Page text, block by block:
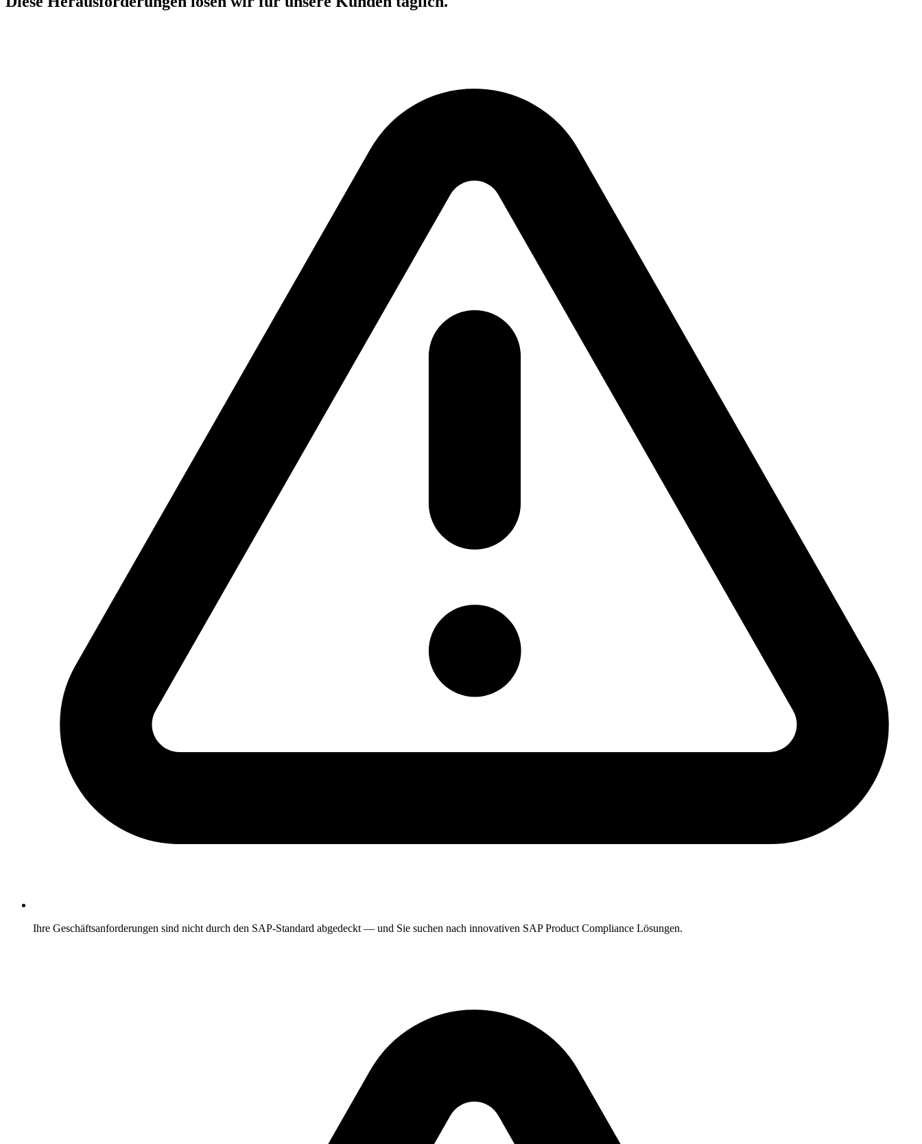
Ihre Geschäftsanforderungen sind nicht durch den SAP-Standard abgedeckt — und Sie suchen nach innovativen SAP Product Compliance Lösungen.